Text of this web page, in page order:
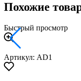
Похожие
Быстрый просмотр
Артикул: AD1